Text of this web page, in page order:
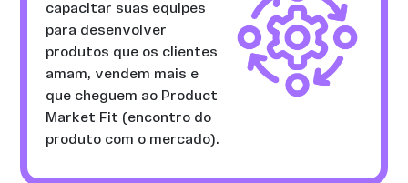
capacitar suas equipes
para desenvolver
produtos que os clientes
amam, vendem mais e
que cheguem ao Product
Market Fit (encontro do
produto com o mercado).